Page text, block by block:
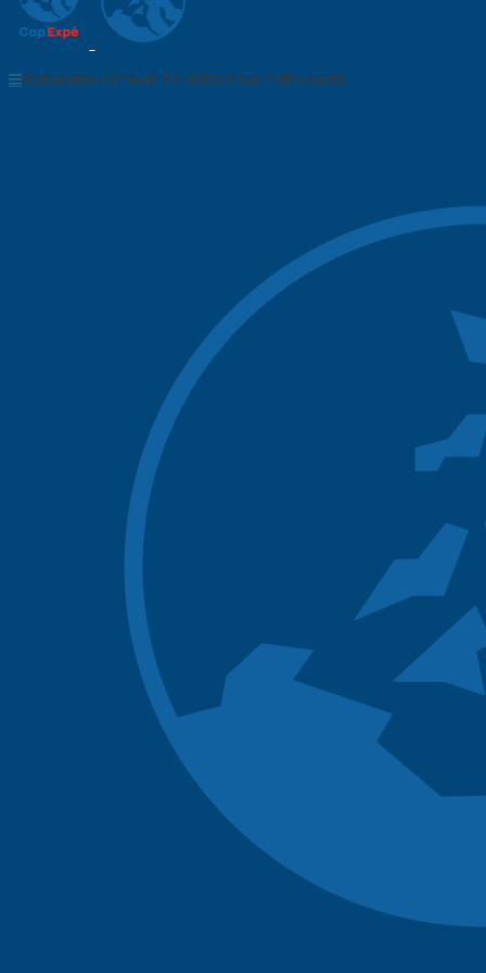
Collaborative Network for Wilderness Enthusiasts